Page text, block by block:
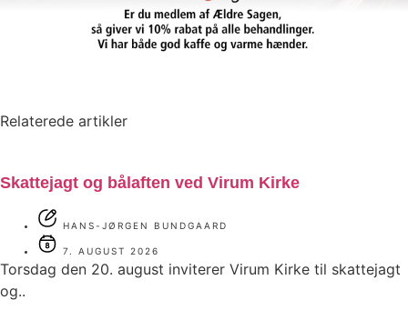
Relaterede artikler
Skattejagt og bålaften ved Virum Kirke
HANS-JØRGEN BUNDGAARD
7. AUGUST 2026
Torsdag den 20. august inviterer Virum Kirke til skattejagt
og..